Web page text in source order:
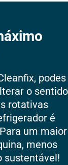
podes
o sentido
rotativas
é
um maior
menos
sustentável!